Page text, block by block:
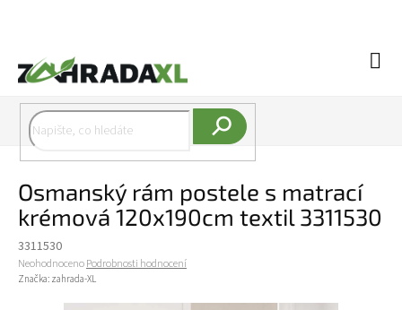
Osmanský rám postele s matrací
krémová 120x190cm textil 3311530
3311530
Průměrné hodnocení produktu je 0,0 z 5 hvězdiček.
NeohodnocenoPodrobnosti hodnocení
Značka: zahrada-XL